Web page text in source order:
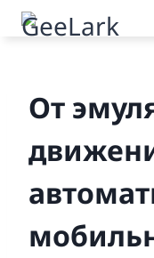
Перейти
От